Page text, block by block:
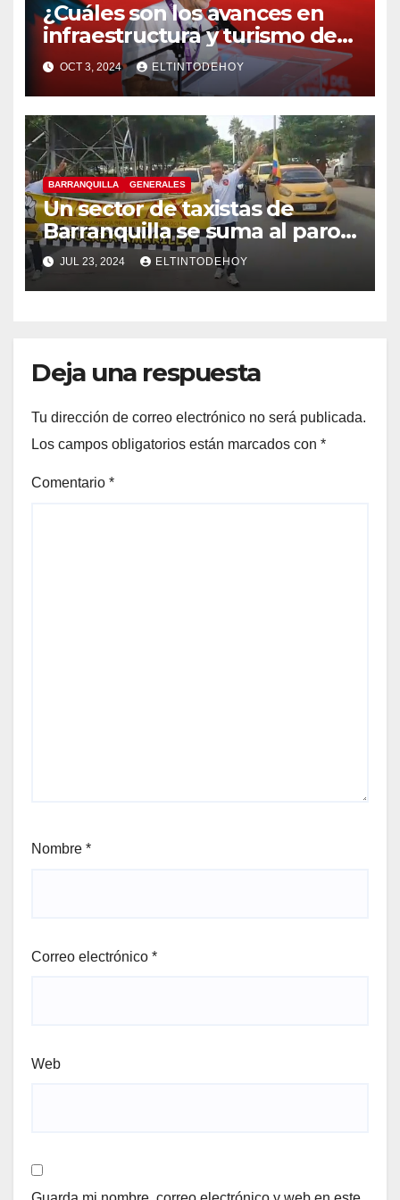
¿Cuáles son los avances en
infraestructura y turismo del
Atlántico? Gobernador
responde
OCT 3, 2024 ELTINTODEHOY
BARRANQUILLA GENERALES
Un sector de taxistas de
Barranquilla se suma al paro
nacional
JUL 23, 2024 ELTINTODEHOY
Deja una respuesta
Tu dirección de correo electrónico no será publicada.
Los campos obligatorios están marcados con *
Comentario *
Nombre *
Correo electrónico *
Web